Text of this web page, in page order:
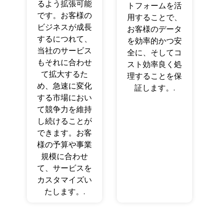
るよう拡張可能
です。お客様の
ビジネスが成長
するにつれて、
当社のサービス
もそれに合わせ
て拡大するた
め、急速に変化
する市場におい
て競争力を維持
し続けることが
できます。お客
様の予算や事業
規模に合わせ
て、サービスを
カスタマイズい
たします。.
トフォームを活
用することで、
お客様のデータ
を効率的かつ安
全に、そしてコ
スト効率良く処
理することを保
証します。.